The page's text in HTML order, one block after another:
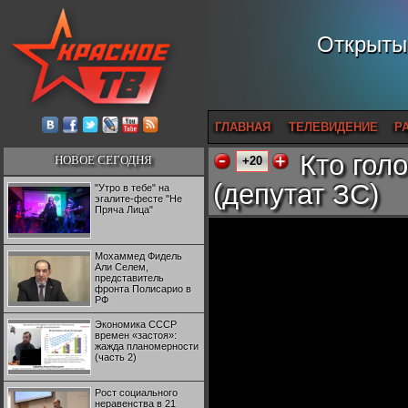
ГЛАВНАЯ ТЕЛЕВИДЕНИЕ
НОВОЕ СЕГОДНЯ
"Утро в тебе" на
эгалите-фесте "Не
Пряча Лица"
Мохаммед Фидель
Али Селем,
представитель
фронта Полисарио в
РФ
Экономика СССР
времен «застоя»:
жажда планомерности
(часть 2)
Рост социального
неравенства в 21
+20
Кто
(депутат ЗС)